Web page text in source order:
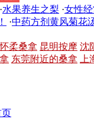
水果养生之梨 ·女性
·中药方剂黄风菊花
柔桑拿 昆明按摩 沈
东莞附近的桑拿
页